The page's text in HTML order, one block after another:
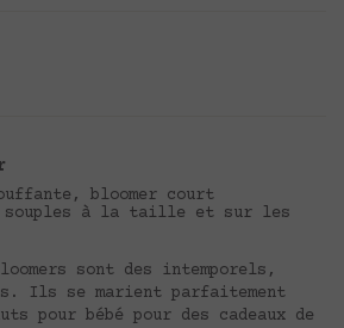
bloomer court
souples à la taille et sur les
sont des intemporels,
Ils se marient parfaitement
pour bébé pour des cadeaux de